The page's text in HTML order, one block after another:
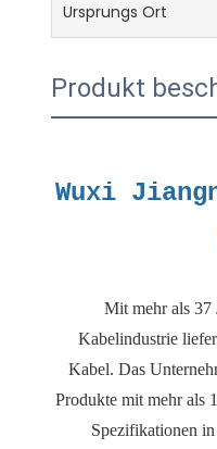
Ursprungs Ort
Produkt
Wuxi
Mit mehr als 37
Kabelindustrie
Kabel. Das
Produkte mit mehr als
Spezifikationen